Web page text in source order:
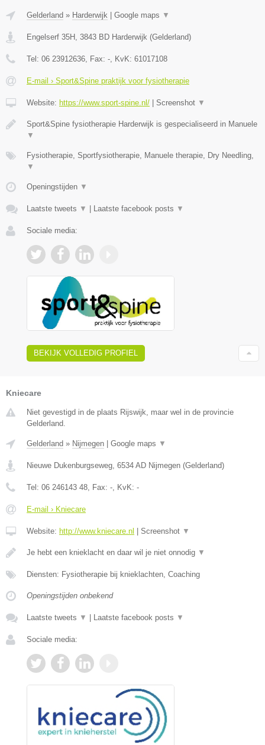
Gelderland » Harderwijk | Google maps ▼
Engelserf 35H 3843 BD Harderwijk (Gelderland)
Tel: 06 23912636 , Fax: - , KvK: 61017108
E-mail › Sport&Spine praktijk voor fysiotherapie
Website: https://www.sport-spine.nl/ | Screenshot ▼
Sport&Spine fysiotherapie Harderwijk is gespecialiseerd in Manuele
▼
Fysiotherapie, Sportfysiotherapie, Manuele therapie, Dry Needling,
▼
Openingstijden ▼
Laatste tweets ▼ | Laatste facebook posts ▼
Sociale media:
BEKIJK VOLLEDIG PROFIEL
Kniecare
Niet gevestigd in de plaats Rijswijk, maar wel in de provincie
Gelderland.
Gelderland » Nijmegen Google maps ▼
Nieuwe Dukenburgseweg 6534 AD Nijmegen (Gelderland)
Tel: 06 246143 48 , Fax: - , KvK: -
E-mail › Kniecare
Website: http://www.kniecare.nl Screenshot ▼
Je hebt een knieklacht en daar wil je niet onnodig ▼
Diensten: Fysiotherapie bij knieklachten, Coaching
Openingstijden onbekend
Laatste tweets ▼ Laatste facebook posts ▼
Sociale media: